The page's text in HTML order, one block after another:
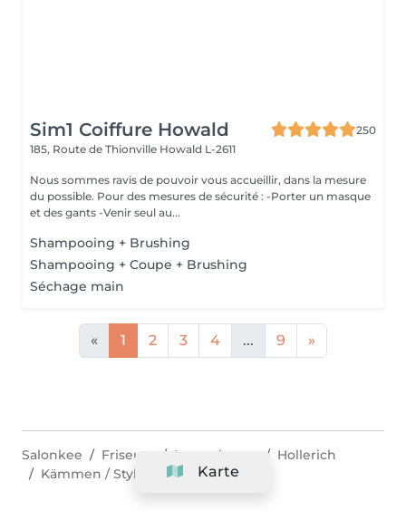
Sim1 Coiffure Howald
250
185, Route de Thionville Howald L-2611
Nous sommes ravis de pouvoir vous accueillir, dans la mesure
du possible. Pour des mesures de sécurité : -Porter un masque
et des gants -Venir seul au...
Shampooing + Brushing
Shampooing + Coupe + Brushing
Séchage main
« 1 2 3 4 ... 9 »
Karte
Salonkee Friseure Luxembourg
Hollerich
Kämmen / Styling